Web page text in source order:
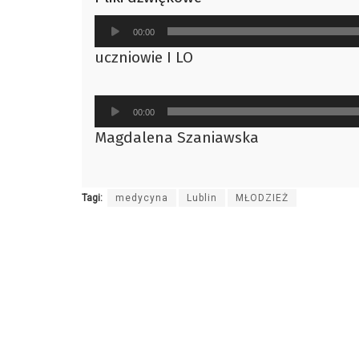
Odtwarzacz
plików
dźwiękowych
00:00
uczniowie I LO
Odtwarzacz
plików
dźwiękowych
00:00
Magdalena Szaniawska
Tagi: medycyna Lublin MŁODZIEŻ